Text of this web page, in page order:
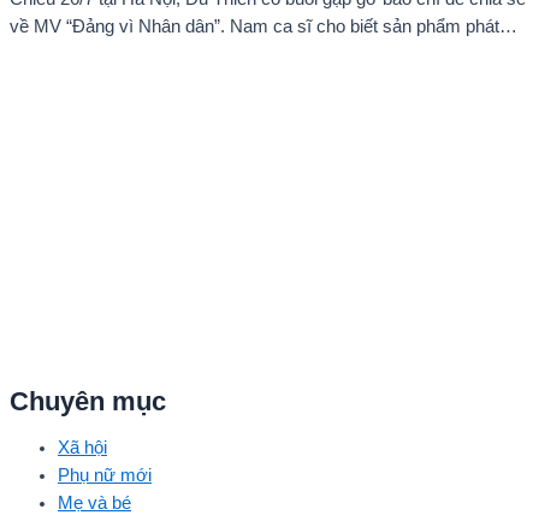
về MV “Đảng vì Nhân dân”. Nam ca sĩ cho biết sản phẩm phát
Chuyên mục
Xã hội
Phụ nữ mới
Mẹ và bé